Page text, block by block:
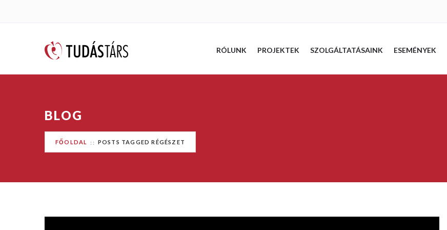
RÓLUNK PROJEKTEK SZOLGÁLTATÁSAINK ESEMÉNYEK
BLOG
FŐOLDAL POSTS TAGGED RÉGÉSZET